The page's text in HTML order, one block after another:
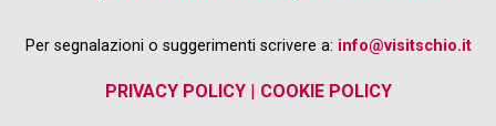
Per segnalazioni o suggerimenti scrivere a: info@visitschio.it
PRIVACY POLICY| COOKIE POLICY